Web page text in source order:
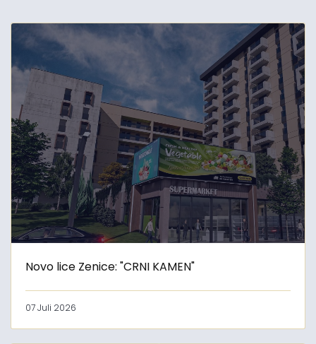
Novo lice Zenice: "CRNI KAMEN"
07 Juli 2026